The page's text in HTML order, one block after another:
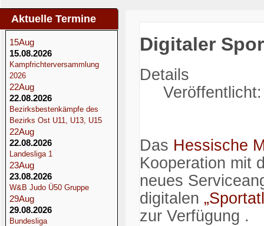
Startseite
HJV Stützpunkte
Nachrichten
Digitaler Sportatlas Hessen ist online
Aktuelle Termine
15Aug
15.08.2026
Kampfrichterversammlung
2026
22Aug
22.08.2026
Bezirksbestenkämpfe des
Bezirks Ost U11, U13, U15
22Aug
22.08.2026
Landesliga 1
23Aug
23.08.2026
W&B Judo Ü50 Gruppe
29Aug
29.08.2026
Bundesliga
Digitaler
Details
Das Hessische
Kooperation mit
neues
digitalen
zur Verfügung .